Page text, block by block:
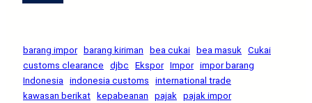
barang impor barang kiriman bea cukai bea masuk Cukai
customs clearance
djbc Ekspor Impor impor barang
Indonesia indonesia customs
international trade
kawasan berikat
kepabeanan pajak pajak impor